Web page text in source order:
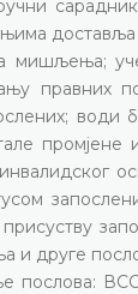
правних
инвалидског
и друге
послова: